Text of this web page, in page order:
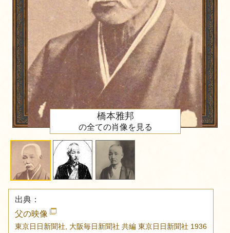
橋本雅邦
の全ての肖像を見る
出典：
父の映像
東京日日新聞社, 大阪毎日新聞社 共編 東京日日新聞社 1936